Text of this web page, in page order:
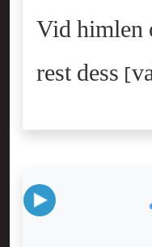
Vid himlen
rest dess